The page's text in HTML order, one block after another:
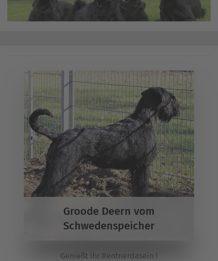
Groode Deern vom
Schwedenspeicher
Genießt ihr Rentnerdasein !